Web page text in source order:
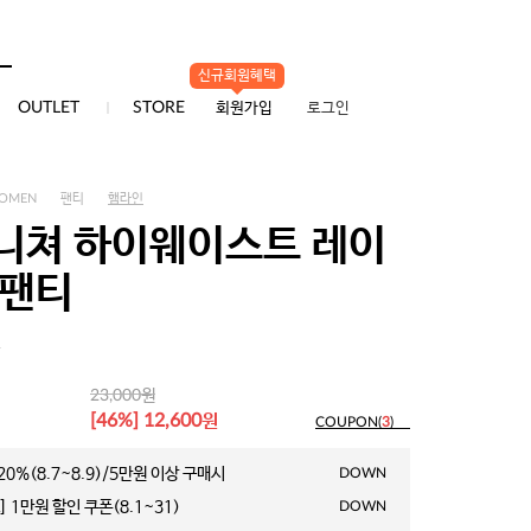
OUTLET STORE
신규회원혜택
회원가입 로그인
팬티 햄라인
쳐 하이웨이스트 레이
티
23,000원
[46%] 12,600원 COUPON(3)
5만원 이상 구매시 DOWN
1만원 할인 쿠폰(8.1~31) DOWN